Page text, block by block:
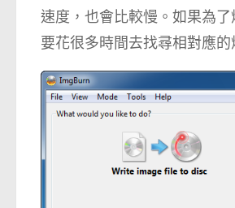
速度，也會比較慢。如果為
要花很多時間去找尋相對應的